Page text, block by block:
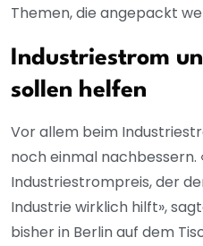
Themen, die angepackt
Industriestrom
sollen helfen
Vor allem beim
noch einmal nachbessern.
Industriestrompreis, der
Industrie wirklich hilft»,
bisher in Berlin auf dem